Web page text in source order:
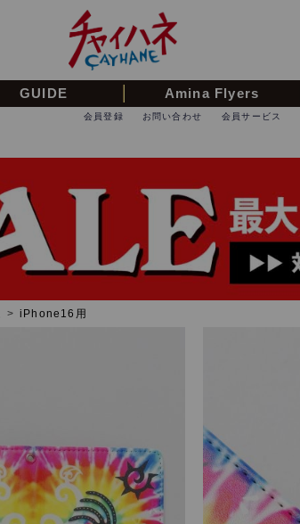
GUIDE Amina Flyers
会員サービス
お問い合わせ
会員登録
> iPhone16用